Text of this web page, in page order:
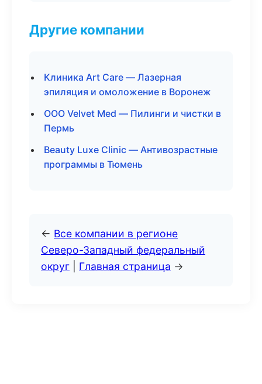
Другие компании
Клиника Art Care — Лазерная
эпиляция и омоложение в Воронеж
ООО Velvet Med — Пилинги и чистки в
Пермь
Beauty Luxe Clinic — Антивозрастные
программы в Тюмень
← Все компании в регионе
Северо-Западный федеральный
округ
Главная страница →